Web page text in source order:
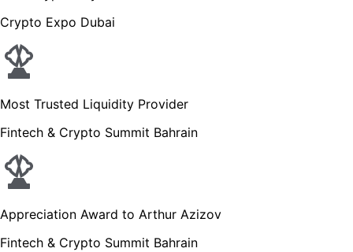
Crypto Expo Dubai
Most Trusted Liquidity Provider
Fintech & Crypto Summit Bahrain
Appreciation Award to Arthur Azizov
Fintech & Crypto Summit Bahrain